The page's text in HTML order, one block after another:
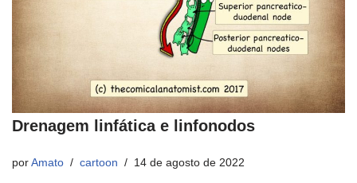
Drenagem linfática e linfonodos
por Amato cartoon 14 de agosto de 2022